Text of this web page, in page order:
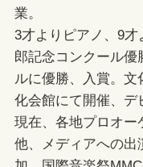
業。
3才よりピアノ、9
郎記念コンクール優
ルに優勝、入賞。
化会館にて開催、デ
現在、各地プロオー
他、メディアへの出